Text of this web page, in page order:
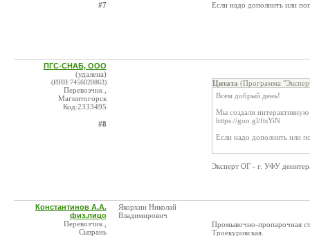
#7
Если надо дополнить или
ПГС-СНАБ, ООО
(удалена)
(ИНН:7456020863)
Перевозчик ,
Магнитогорск
Код:2333495
#8
Цитата (Программа
Всем добрый день!
Мы создали интерактивную
https://goo.gl/ftsYiN
Если надо дополнить или
Эксперт ОГ - г. УФУ
Константинов А.А.
физ.лицо
Перевозчик ,
Сызрань
Якорхин Николай
Владимирович
Промывочно-пропарочная
Троекуровская.